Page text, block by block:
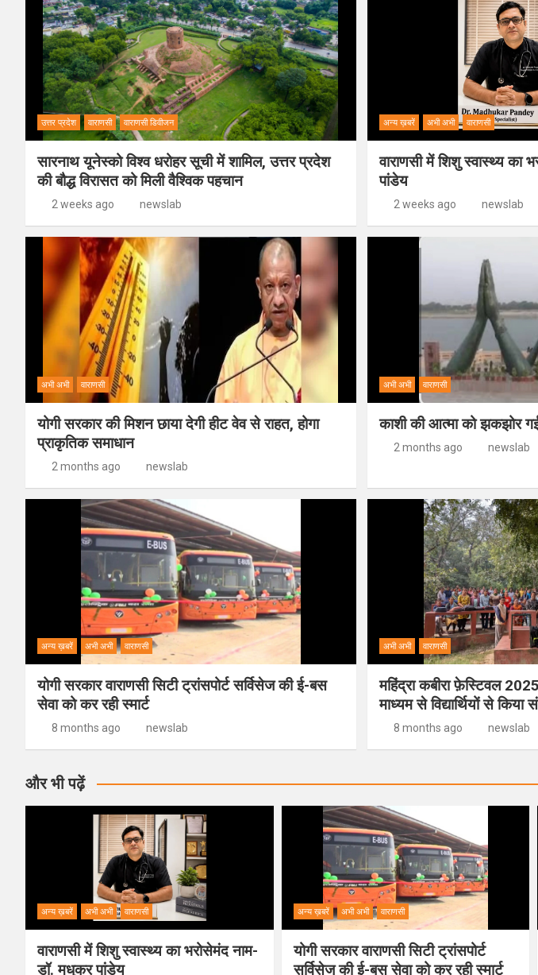
उत्तर प्रदेश वाराणसी वाराणसी डिवीजन
सारनाथ यूनेस्को विश्व धरोहर सूची में शामिल, उत्तर प्रदेश
की बौद्ध विरासत को मिली वैश्विक पहचान
2 weeks ago newslab
अन्य ख़बरें अभी अभी वाराणसी
वाराणसी में शिशु स्वास्थ्य का
पांडेय
2 weeks ago newslab
अभी अभी वाराणसी
योगी सरकार की मिशन छाया देगी हीट वेव से राहत, होगा
प्राकृतिक समाधान
2 months ago newslab
अभी अभी वाराणसी
काशी की आत्मा को झकझोर गई
2 months ago newslab
अन्य ख़बरें अभी अभी वाराणसी
योगी सरकार वाराणसी सिटी ट्रांसपोर्ट सर्विसेज की ई-बस
सेवा को कर रही स्मार्ट
8 months ago newslab
अभी अभी वाराणसी
महिंद्रा कबीरा फ़ेस्टिवल
माध्यम से विद्यार्थियों से किया
8 months ago newslab
और भी पढ़ें
अन्य ख़बरें अभी अभी वाराणसी
वाराणसी में शिशु स्वास्थ्य का भरोसेमंद नाम-
डॉ. मधुकर पांडेय
अन्य ख़बरें अभी अभी वाराणसी
योगी सरकार वाराणसी सिटी ट्रांसपोर्ट
सर्विसेज की ई-बस सेवा को कर रही स्मार्ट